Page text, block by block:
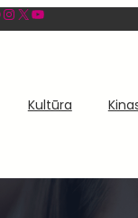
InstagramX YouTube
Kultūra